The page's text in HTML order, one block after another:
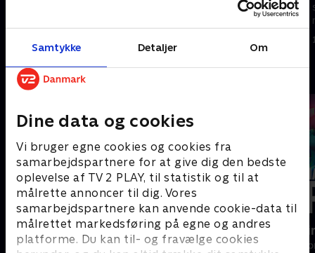
Samtykke Detaljer Om
Dine data og cookies
Vi bruger egne cookies og cookies fra
samarbejdspartnere for at give dig den bedste
oplevelse af TV 2 PLAY, til statistik og til at
målrette annoncer til dig. Vores
samarbejdspartnere kan anvende cookie-data til
målrettet markedsføring på egne og andres
platforme. Du kan til- og fravælge cookies
27. februar 2025 • 55 min
6. marts 2025 • 52 min
Andre så også
Felicity
Drama • 4 sæsoner
Happy
Drama • 1